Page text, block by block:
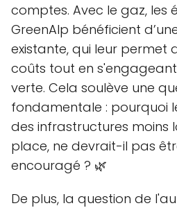
comptes. Avec le gaz, les
GreenAlp bénéficient
existante, qui leur permet
coûts tout en
verte. Cela soulève une
fondamentale : pourquoi
des infrastructures moins
place, ne devrait-il pas
encouragé ? 🌿
De plus, la question de